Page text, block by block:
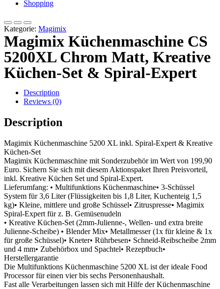
Shopping
Kategorie: Magimix
Magimix Küchenmaschine CS
5200XL Chrom Matt, Kreative
Küchen-Set & Spiral-Expert
Description
Reviews (0)
Description
Magimix Küchenmaschine 5200 XL inkl. Spiral-Expert & Kreative
Küchen-Set
Magimix Küchenmaschine mit Sonderzubehör im Wert von 199,90
Euro. Sichern Sie sich mit diesem Aktionspaket Ihren Preisvorteil,
inkl. Kreative Küchen Set und Spiral-Expert.
Lieferumfang: • Multifunktions Küchenmaschine• 3-Schüssel
System für 3,6 Liter (Flüssigkeiten bis 1,8 Liter, Kuchenteig 1,5
kg)• Kleine, mittlere und große Schüssel• Zitruspresse• Magimix
Spiral-Expert für z. B. Gemüsenudeln
• Kreative Küchen-Set (2mm-Julienne-, Wellen- und extra breite
Julienne-Scheibe) • Blender Mix• Metallmesser (1x für kleine & 1x
für große Schüssel)• Kneter• Rührbesen• Schneid-Reibscheibe 2mm
und 4 mm• Zubehörbox und Spachtel• Rezeptbuch•
Herstellergarantie
Die Multifunktions Küchenmaschine 5200 XL ist der ideale Food
Processor für einen vier bis sechs Personenhaushalt.
Fast alle Verarbeitungen lassen sich mit Hilfe der Küchenmaschine